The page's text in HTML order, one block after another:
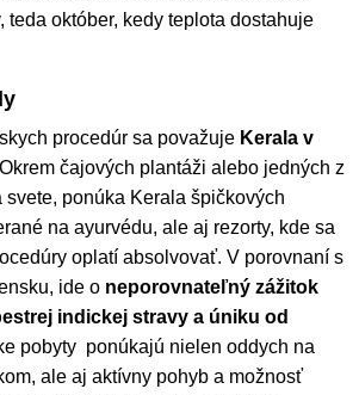
teda október, kedy teplota dostahuje
procedúr sa považuje Kerala v
čajových plantáži alebo jedných z
ponúka Kerala špičkových
na ayurvédu, ale aj rezorty, kde sa
oplatí absolvovať. V porovnaní s
ide o neporovnateľný zážitok
indickej stravy a úniku od
pobyty ponúkajú nielen oddych na
ale aj aktívny pohyb a možnosť